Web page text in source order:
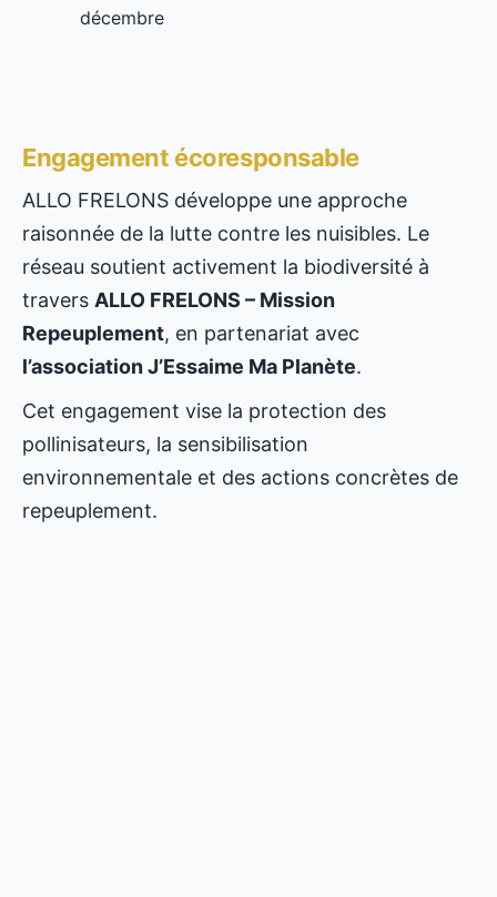
décembre
Engagement écoresponsable
ALLO FRELONS développe une approche
raisonnée de la lutte contre les nuisibles. Le
réseau soutient activement la biodiversité à
travers ALLO FRELONS – Mission
Repeuplement, en partenariat avec
l’association J’Essaime Ma Planète.
Cet engagement vise la protection des
pollinisateurs, la sensibilisation
environnementale et des actions concrètes de
repeuplement.